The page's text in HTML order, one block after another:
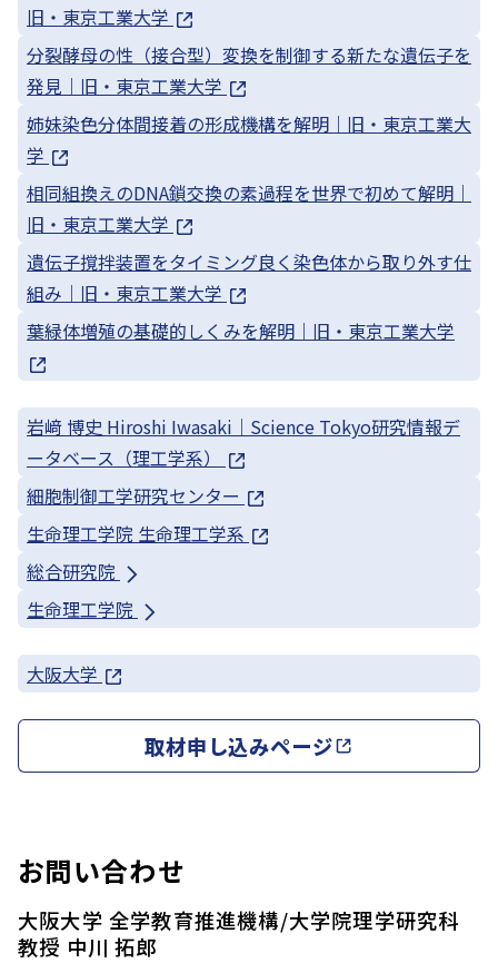
旧・東京工業大学
分裂酵母の性（接合型）変換を制御する新たな遺伝子を
発見｜旧・東京工業大学
姉妹染色分体間接着の形成機構を解明｜旧・東京工業大
学
相同組換えのDNA鎖交換の素過程を世界で初めて解明｜
旧・東京工業大学
遺伝子撹拌装置をタイミング良く染色体から取り外す仕
組み｜旧・東京工業大学
葉緑体増殖の基礎的しくみを解明｜旧・東京工業大学
岩﨑 博史 Hiroshi Iwasaki｜Science Tokyo研究情報デ
ータベース（理工学系）
細胞制御工学研究センター
生命理工学院 生命理工学系
総合研究院
生命理工学院
大阪大学
取材申し込みページ
お問い合わせ
大阪大学 全学教育推進機構/大学院理学研究科
教授 中川 拓郎